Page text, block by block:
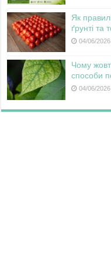
Як
ґрунті та
04/06/2026
Чому
способи
04/06/2026